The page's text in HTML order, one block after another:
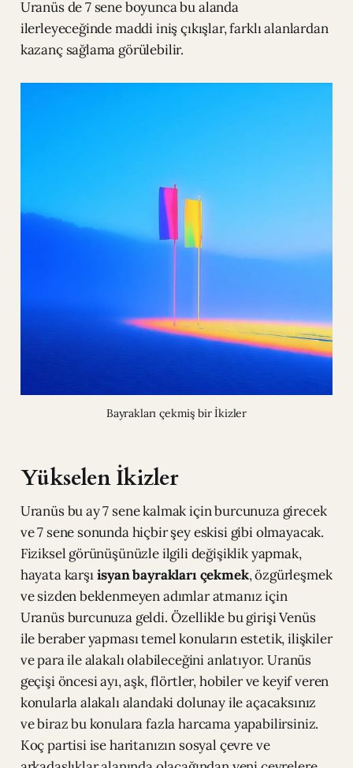
Uranüs de 7 sene boyunca bu alanda
ilerleyeceğinde maddi iniş çıkışlar, farklı alanlardan
kazanç sağlama görülebilir.
Bayrakları çekmiş bir İkizler
Yükselen İkizler
Uranüs bu ay 7 sene kalmak için burcunuza girecek
ve 7 sene sonunda hiçbir şey eskisi gibi olmayacak.
Fiziksel görünüşünüzle ilgili değişiklik yapmak,
hayata karşıisyan bayrakları çekmek, özgürleşmek
ve sizden beklenmeyen adımlar atmanız için
Uranüs burcunuza geldi. Özellikle bu girişi Venüs
ile beraber yapması temel konuların estetik, ilişkiler
ve para ile alakalı olabileceğini anlatıyor. Uranüs
geçişi öncesi ayı, aşk, flörtler, hobiler ve keyif veren
konularla alakalı alandaki dolunay ile açacaksınız
ve biraz bu konulara fazla harcama yapabilirsiniz.
Koç partisi ise haritanızın sosyal çevre ve